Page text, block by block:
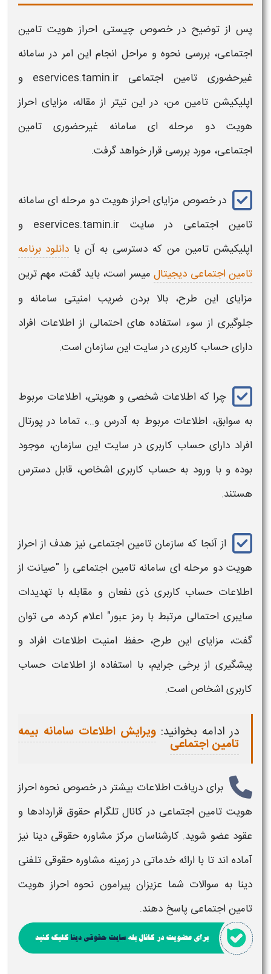
پس از توضیح در خصوص چیستی احراز هویت تامین
اجتماعی، بررسی نحوه و مراحل انجام این امر در سامانه
غیرحضوری تامین اجتماعی
eservices.tamin.ir و
اپلیکیشن تامین من، در این تیتر از مقاله، مزایای احراز
هویت دو مرحله ای سامانه غیرحضوری تامین
اجتماعی، مورد بررسی قرار خواهد گرفت.
در خصوص مزایای احراز هویت دو مرحله ای سامانه
تامین اجتماعی
در سایت eservices.tamin.ir و
اپلیکیشن تامین من که دسترسی به آن با دانلود برنامه
تامین اجتماعی دیجیتال میسر است، باید گفت، مهم ترین
مزایای این طرح، بالا بردن ضریب امنیتی سامانه و
جلوگیری از سوء استفاده های احتمالی از اطلاعات افراد
دارای حساب کاربری در سایت این سازماناست.
چرا که اطلاعات شخصی و هویتی، اطلاعات مربوط
به سوابق، اطلاعات مربوط به آدرس و...، تماما در پورتال
افراد دارای حساب کاربری در سایت این سازمان، موجود
بوده و با ورود به حساب کاربری اشخاص، قابل دسترس
هستند.
از آنجا که سازمان تامین اجتماعی نیز هدف ازاحراز
هویت دو مرحله ای سامانه تامین اجتماعی را "صیانت از
اطلاعات حساب کاربری ذی‌ نفعان و مقابله با تهدیدات
سایبری احتمالی مرتبط با رمز عبور" اعلام کرده، می توان
گفت، مزایای این طرح، حفظ امنیت اطلاعات افراد و
پیشگیری از برخی جرایم، با استفاده از اطلاعات حساب
کاربری اشخاص است.
در ادامه بخوانید: ویرایش اطلاعات سامانه بیمه
تامین اجتماعی
برای دریافت اطلاعات بیشتر در خصوص نحوه احراز
هویت تامین اجتماعی در کانال تلگرام حقوق قراردادها و
عقود عضو شوید. کارشناسان مرکز مشاوره حقوقی دینا نیز
آماده اند تا با ارائه خدماتی در زمینه مشاوره حقوقی تلفنی
دینا به سوالات شما عزیزان پیرامون نحوه احراز هویت
تامین اجتماعی پاسخ دهند.